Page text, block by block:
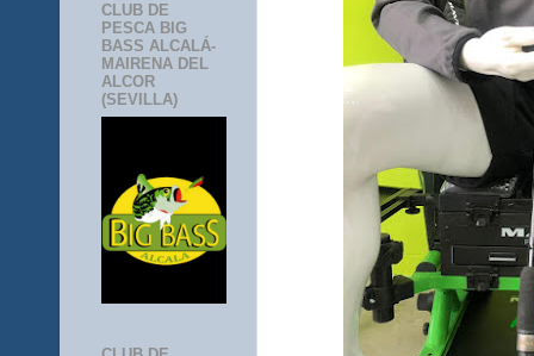
CLUB DE
PESCA BIG
BASS ALCALÁ-
MAIRENA DEL
ALCOR
(SEVILLA)